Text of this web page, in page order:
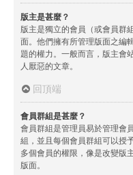
版主是甚麼？
版主是獨立的會員（或會員群
面。他們擁有所管理版面之編
題的權力。一般而言，版主會
人厭惡的文章。
回頂端
會員群組是甚麼？
會員群組是管理員易於管理會
組，並且每個會員群組可以授
多個會員的權限，像是改變版
版面。